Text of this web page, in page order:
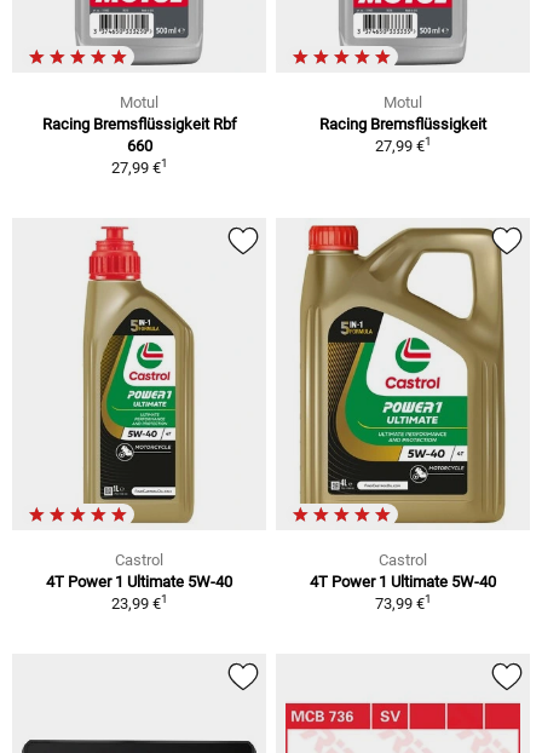
Motul
Racing Bremsflüssigkeit Rbf
660
27,99 €1
Motul
Racing Bremsflüssigkeit
27,99 €1
Castrol
4T Power 1 Ultimate 5W-40
23,99 €1
Castrol
4T Power 1 Ultimate 5W-40
73,99 €1